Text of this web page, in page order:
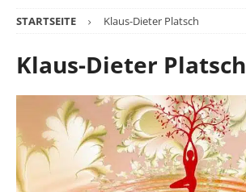
STARTSEITE Klaus-Dieter Platsch
Klaus-Dieter Platsch